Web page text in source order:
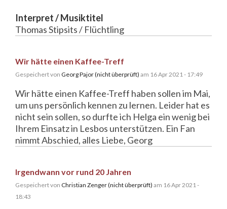
Interpret / Musiktitel
Thomas Stipsits / Flüchtling
Wir hätte einen Kaffee-Treff
Gespeichert von Georg Pajor (nicht überprüft) am 16 Apr 2021 - 17:49
Wir hätte einen Kaffee-Treff haben sollen im Mai,
um uns persönlich kennen zu lernen. Leider hat es
nicht sein sollen, so durfte ich Helga ein wenig bei
Ihrem Einsatz in Lesbos unterstützen. Ein Fan
nimmt Abschied, alles Liebe, Georg
Irgendwann vor rund 20 Jahren
Gespeichert von Christian Zenger (nicht überprüft) am 16 Apr 2021 -
18:43